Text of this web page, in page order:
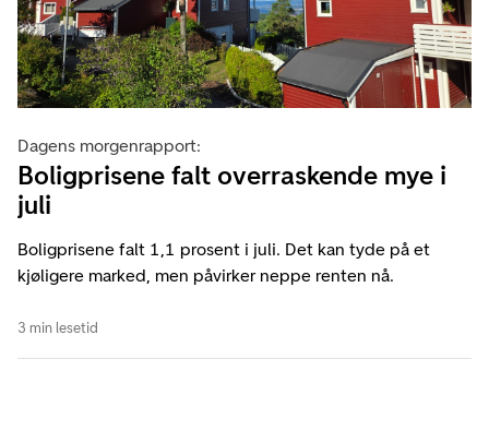
Dagens morgenrapport:
Boligprisene falt overraskende mye i
juli
Boligprisene falt 1,1 prosent i juli. Det kan tyde på et
kjøligere marked, men påvirker neppe renten nå.
3 min lesetid